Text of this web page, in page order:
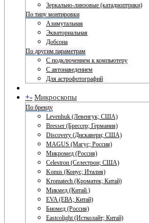
Зеркально-линзовые (катадиоптрики)
По типу монтировки
Азимутальная
Экваториальная
Добсона
По другим параметрам
С подключением к компьютеру
С автонаведением
Для астрофотографий
+- Микроскопы
По бренду
Levenhuk (Левенгук; США)
Bresser (Брессер; Германия)
Discovery (Дискавери; США)
MAGUS (Магус; Россия)
Микромед (Россия)
Celestron (Селестрон; США)
Konus (Конус; Италия)
Kromatech (Кроматек; Китай)
Микмед (Китай.)
EVA (ЕВА; Китай)
Биомед (Россия)
Eastcolight (Истколайт; Китай)